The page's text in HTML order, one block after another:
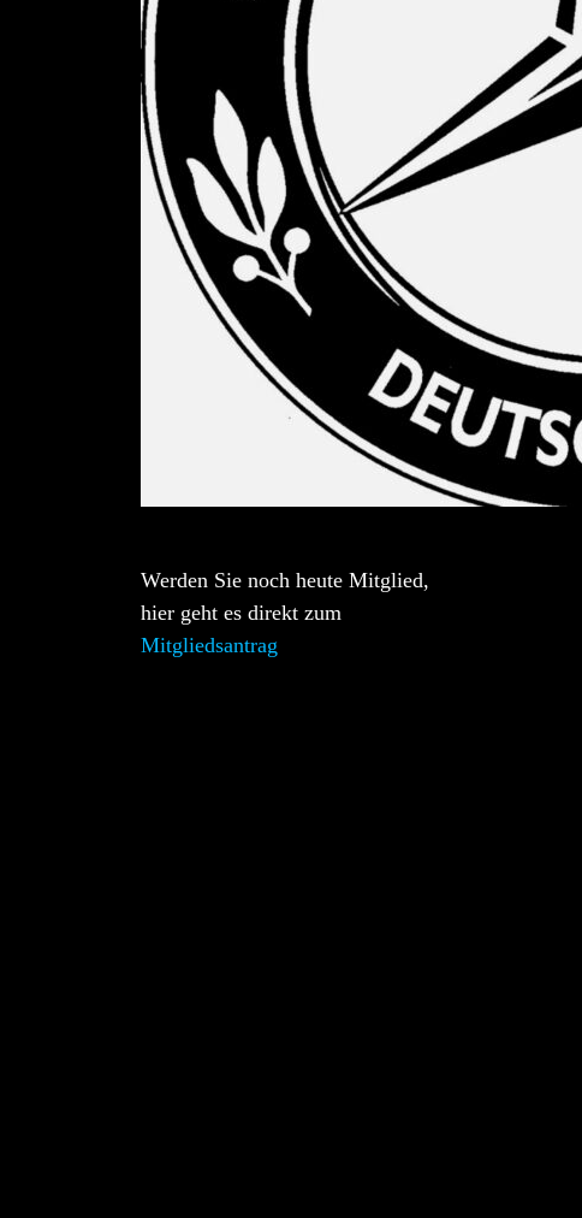
Werden Sie noch heute Mitglied,
hier geht es direkt zum
Mitgliedsantrag